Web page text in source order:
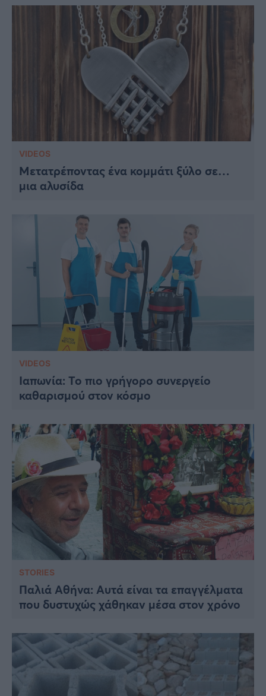
VIDEOS
Μετατρέποντας ένα κομμάτι ξύλο σε…
μια αλυσίδα
VIDEOS
Ιαπωνία: Το πιο γρήγορο συνεργείο
καθαρισμού στον κόσμο
STORIES
Παλιά Αθήνα: Αυτά είναι τα επαγγέλματα
που δυστυχώς χάθηκαν μέσα στον χρόνο